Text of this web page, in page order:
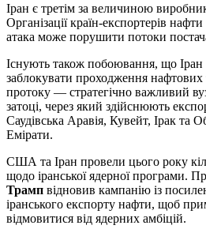
Іран є третім за величиною
Організації країн-експортерів
атака може порушити потоки
Існують також побоювання, що Іран
заблокувати проходження нафтових
протоку — стратегічно важливий
затоці, через який здійснюють
Саудівська Аравія, Кувейт, Ірак та
Емірати.
США та Іран провели цього року
щодо іранської ядерної програми.
Трамп відновив кампанію із
іранського експорту нафти, щоб
відмовитися від ядерних амбіцій.